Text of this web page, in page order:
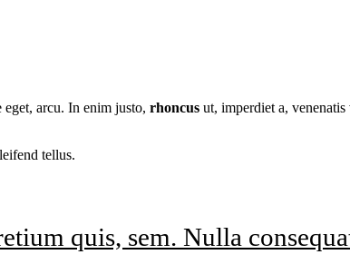
arcu. In enim justo, rhoncus ut, imperdiet a,
tellus.
quis, sem. Nulla